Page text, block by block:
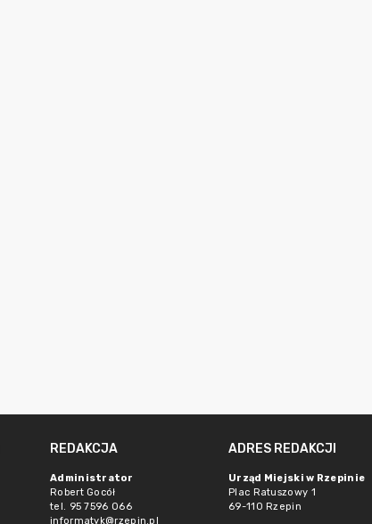
REDAKCJA
Administrator
Robert Gocół
tel. 95 7596 066
informatyk@rzepin.pl
ADRES REDAKCJI
Urząd Miejski w Rzepinie
Plac Ratuszowy 1
69-110 Rzepin